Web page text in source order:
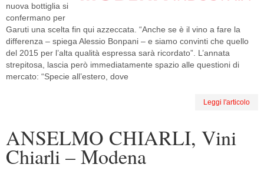
nuova bottiglia si
confermano per
Garuti una scelta fin qui azzeccata. “Anche se è il vino a fare la
differenza – spiega Alessio Bonpani – e siamo convinti che quello
del 2015 per l’alta qualità espressa sarà ricordato”. L’annata
strepitosa, lascia però immediatamente spazio alle questioni di
mercato: “Specie all’estero, dove
Leggi l'articolo
ANSELMO CHIARLI, Vini
Chiarli – Modena